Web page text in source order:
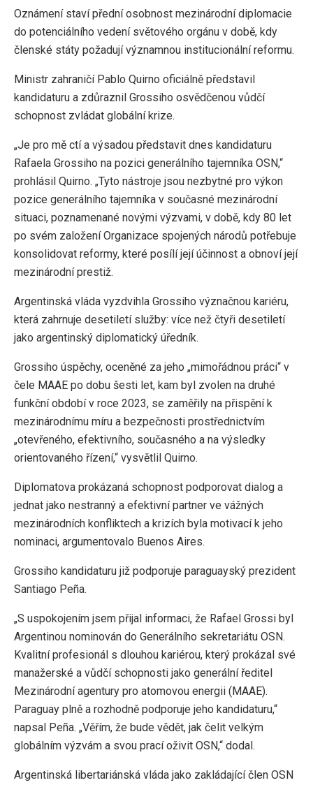
Oznámení staví přední osobnost mezinárodní diplomacie
do potenciálního vedení světového orgánu v době, kdy
členské státy požadují významnou institucionální reformu.
Ministr zahraničí Pablo Quirno oficiálně představil
kandidaturu a zdůraznil Grossiho osvědčenou vůdčí
schopnost zvládat globální krize.
„Je pro mě ctí a výsadou představit dnes kandidaturu
Rafaela Grossiho na pozici generálního tajemníka OSN,“
prohlásil Quirno. „Tyto nástroje jsou nezbytné pro výkon
pozice generálního tajemníka v současné mezinárodní
situaci, poznamenané novými výzvami, v době, kdy 80 let
po svém založení Organizace spojených národů potřebuje
konsolidovat reformy, které posílí její účinnost a obnoví její
mezinárodní prestiž.
Argentinská vláda vyzdvihla Grossiho význačnou kariéru,
která zahrnuje desetiletí služby: více než čtyři desetiletí
jako argentinský diplomatický úředník.
Grossiho úspěchy, oceněné za jeho „mimořádnou práci“ v
čele MAAE po dobu šesti let, kam byl zvolen na druhé
funkční období v roce 2023, se zaměřily na přispění k
mezinárodnímu míru a bezpečnosti prostřednictvím
„otevřeného, ​​efektivního, současného a na výsledky
orientovaného řízení,“ vysvětlil Quirno.
Diplomatova prokázaná schopnost podporovat dialog a
jednat jako nestranný a efektivní partner ve vážných
mezinárodních konfliktech a krizích byla motivací k jeho
nominaci, argumentovalo Buenos Aires.
Grossiho kandidaturu již podporuje paraguayský prezident
Santiago Peña.
„S uspokojením jsem přijal informaci, že Rafael Grossi byl
Argentinou nominován do Generálního sekretariátu OSN.
Kvalitní profesionál s dlouhou kariérou, který prokázal své
manažerské a vůdčí schopnosti jako generální ředitel
Mezinárodní agentury pro atomovou energii (MAAE).
Paraguay plně a rozhodně podporuje jeho kandidaturu,“
napsal Peña. „Věřím, že bude vědět, jak čelit velkým
globálním výzvám a svou prací oživit OSN,“ dodal.
Argentinská libertariánská vláda jako zakládající člen OSN